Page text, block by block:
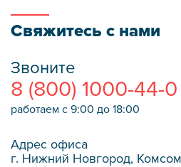
Свяжитесь с нами
Звоните
8 (800) 1000-44-0
работаем с 9:00 до 18:00
Адрес офиса
г. Нижний Новгород,